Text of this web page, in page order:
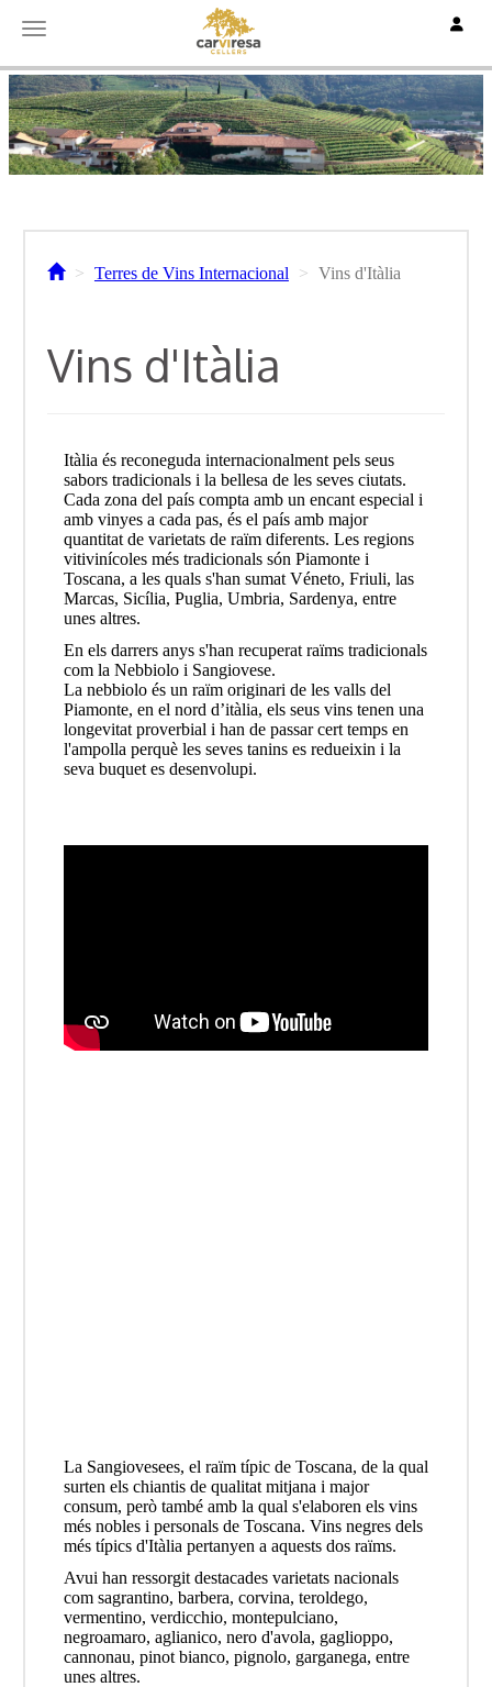
Toggle navigation
Terres de Vins Internacional Vins d'Itàlia
Vins d'Itàlia
Itàlia és reconeguda internacionalment pels seus
sabors tradicionals i la bellesa de les seves ciutats.
Cada zona del país compta amb un encant especial i
amb vinyes a cada pas, és el país amb major
quantitat de varietats de raïm diferents. Les regions
vitivinícoles més tradicionals són Piamonte i
Toscana, a les quals s'han sumat Véneto, Friuli, las
Marcas, Sicília, Puglia, Umbria, Sardenya, entre
unes altres.
En els darrers anys s'han recuperat raïms tradicionals
com la Nebbiolo i Sangiovese.
La nebbiolo és un raïm originari de les valls del
Piamonte, en el nord d’itàlia, els seus vins tenen una
longevitat proverbial i han de passar cert temps en
l'ampolla perquè les seves tanins es redueixin i la
seva buquet es desenvolupi.
La Sangiovesees, el raïm típic de Toscana, de la qual
surten els chiantis de qualitat mitjana i major
consum, però també amb la qual s'elaboren els vins
més nobles i personals de Toscana. Vins negres dels
més típics d'Itàlia pertanyen a aquests dos raïms.
Avui han ressorgit destacades varietats nacionals
com sagrantino, barbera, corvina, teroldego,
vermentino, verdicchio, montepulciano,
negroamaro, aglianico, nero d'avola, gaglioppo,
cannonau, pinot bianco, pignolo, garganega, entre
unes altres.